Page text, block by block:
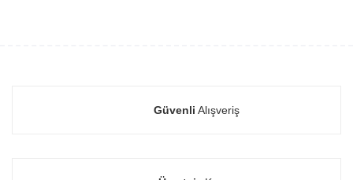
Güvenli Alışveriş